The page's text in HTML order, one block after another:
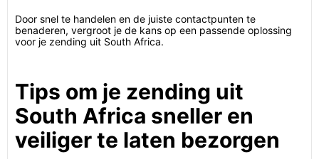
Door snel te handelen en de juiste contactpunten te
benaderen, vergroot je de kans op een passende oplossing
voor je zending uit South Africa.
Tips om je zending uit
South Africa sneller en
veiliger te laten bezorgen